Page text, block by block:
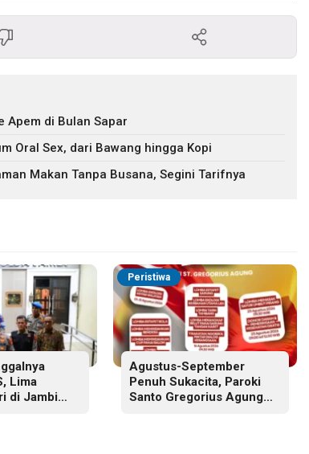
Apem di Bulan Sapar
Oral Sex, dari Bawang hingga Kopi
Makan Tanpa Busana, Segini Tarifnya
Lima
di Jambi
Peristiwa
Agustus-September
Penuh Sukacita, Paroki
Santo Gregorius Agung